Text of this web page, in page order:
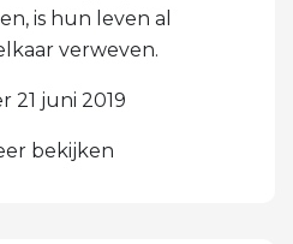
is hun leven al
verweven.
21 juni 2019
bekijken